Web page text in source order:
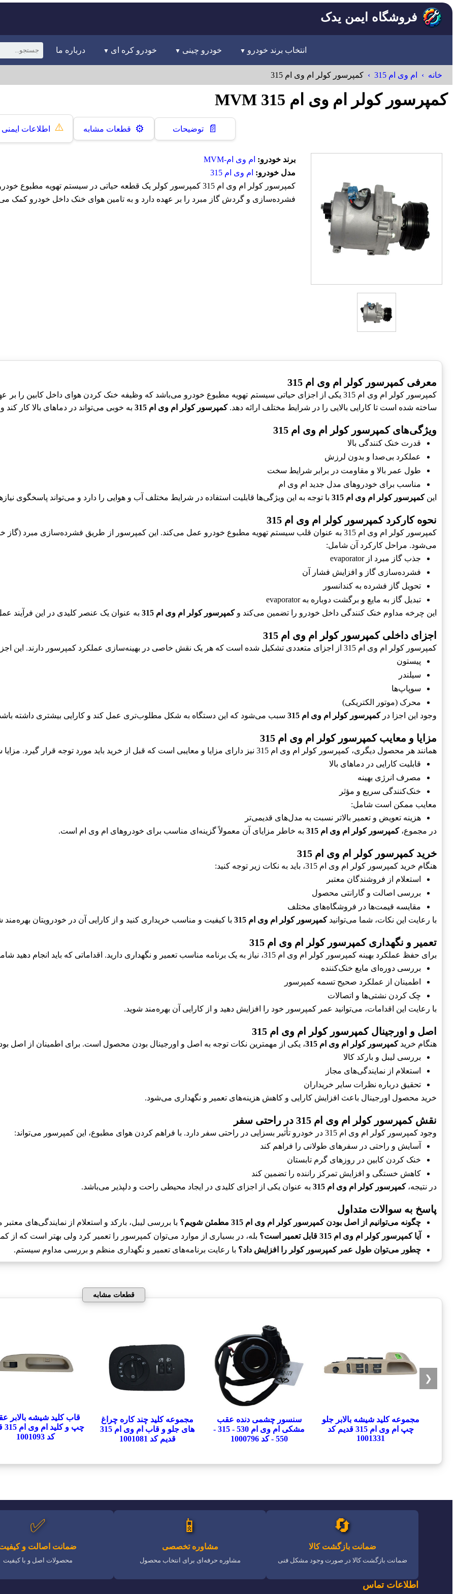
فروشگاه ایمن یدک
انتخاب برند خودرو خودرو چینی خودرو کره ای درباره ما
خانه ام وی ام 315 کمپرسور کولر ام وی ام 315
کمپرسور کولر ام وی ام 315 MVM
📄 توضیحات ⚙️ قطعات مشابه ⚠️ اطلاعات ایمنی
برند خودرو: ام وی ام-MVM
مدل خودرو: ام وی ام 315
کمپرسور کولر ام وی ام 315 کمپرسور کولر یک قطعه حیاتی در سیستم تهویه
فشرده‌سازی و گردش گاز مبرد را بر عهده دارد و به تامین هوای خنک داخل خودرو کمک
معرفی کمپرسور کولر ام وی ام 315
کمپرسور کولر ام وی ام 315 یکی از اجزای حیاتی سیستم تهویه مطبوع خودرو می‌باشد که وظیفه خنک کردن هوای داخل
ساخته شده است تا کارایی بالایی را در شرایط مختلف ارائه دهد.کمپرسور کولر ام وی ام 315 به خوبی می‌تواند در دماهای بالا کار
ویژگی‌های کمپرسور کولر ام وی ام 315
قدرت خنک کنندگی بالا
عملکرد بی‌صدا و بدون لرزش
طول عمر بالا و مقاومت در برابر شرایط سخت
مناسب برای خودروهای مدل جدید ام وی ام
اینکمپرسور کولر ام وی ام 315 با توجه به این ویژگی‌ها قابلیت استفاده در شرایط مختلف آب و هوایی را دارد و می‌تواند پاسخگوی
نحوه کارکرد کمپرسور کولر ام وی ام 315
کمپرسور کولر ام وی ام 315 به عنوان قلب سیستم تهویه مطبوع خودرو عمل می‌کند. این کمپرسور از طریق فشرده‌سازی
می‌شود. مراحل کارکرد آن شامل:
جذب گاز مبرد از evaporator
فشرده‌سازی گاز و افزایش فشار آن
تحویل گاز فشرده به کندانسور
تبدیل گاز به مایع و برگشت دوباره به evaporator
این چرخه مداوم خنک کنندگی داخل خودرو را تضمین می‌کند وکمپرسور کولر ام وی ام 315 به عنوان یک عنصر کلیدی در این فرآیند
اجزای داخلی کمپرسور کولر ام وی ام 315
کمپرسور کولر ام وی ام 315 از اجزای متعددی تشکیل شده است که هر یک نقش خاصی در بهینه‌سازی عملکرد کمپرسور دارند. این اجزا شامل:
پیستون
سیلندر
سوپاپ‌ها
محرک (موتور الکتریکی)
وجود این اجزا درکمپرسور کولر ام وی ام 315 سبب می‌شود که این دستگاه به شکل مطلوب‌تری عمل کند و کارایی بیشتری داشته
مزایا و معایب کمپرسور کولر ام وی ام 315
همانند هر محصول دیگری، کمپرسور کولر ام وی ام 315 نیز دارای مزایا و معایبی است که قبل از خرید باید مورد توجه قرار گیرد. مزایا شامل:
قابلیت کارایی در دماهای بالا
مصرف انرژی بهینه
خنک‌کنندگی سریع و مؤثر
معایب ممکن است شامل:
هزینه تعویض و تعمیر بالاتر نسبت به مدل‌های قدیمی‌تر
در مجموع،کمپرسور کولر ام وی ام 315 به خاطر مزایای آن معمولاً گزینه‌ای مناسب برای خودروهای ام وی ام است.
خرید کمپرسور کولر ام وی ام 315
هنگام خرید کمپرسور کولر ام وی ام 315، باید به نکات زیر توجه کنید:
استعلام از فروشندگان معتبر
بررسی اصالت و گارانتی محصول
مقایسه قیمت‌ها در فروشگاه‌های مختلف
با رعایت این نکات، شما می‌توانیدکمپرسور کولر ام وی ام 315 با کیفیت و مناسب خریداری کنید و از کارایی آن در خودرویتان بهره‌مند
تعمیر و نگهداری کمپرسور کولر ام وی ام 315
برای حفظ عملکرد بهینه کمپرسور کولر ام وی ام 315، نیاز به یک برنامه مناسب تعمیر و نگهداری دارید. اقداماتی که باید انجام دهید شامل:
بررسی دوره‌ای مایع خنک‌کننده
اطمینان از عملکرد صحیح تسمه کمپرسور
چک کردن نشتی‌ها و اتصالات
با رعایت این اقدامات، می‌توانید عمر کمپرسور خود را افزایش دهید و از کارایی آن بهره‌مند شوید.
اصل و اورجینال کمپرسور کولر ام وی ام 315
هنگام خریدکمپرسور کولر ام وی ام 315
، یکی از مهمترین نکات توجه به اصل و اورجینال بودن محصول است. برای اطمینان از اصل
بررسی لیبل و بارکد کالا
استعلام از نمایندگی‌های مجاز
تحقیق درباره نظرات سایر خریداران
خرید محصول اورجینال باعث افزایش کارایی و کاهش هزینه‌های تعمیر و نگهداری می‌شود.
نقش کمپرسور کولر ام وی ام 315 در راحتی سفر
وجود کمپرسور کولر ام وی ام 315 در خودرو تأثیر بسزایی در راحتی سفر دارد. با فراهم کردن هوای مطبوع، این کمپرسور می‌تواند:
آسایش و راحتی در سفرهای طولانی را فراهم کند
خنک کردن کابین در روزهای گرم تابستان
کاهش خستگی و افزایش تمرکز راننده را تضمین کند
در نتیجه،کمپرسور کولر ام وی ام 315 به عنوان یکی از اجزای کلیدی در ایجاد محیطی راحت و دلپذیر می‌باشد.
پاسخ به سوالات متداول
چگونه می‌توانیم از اصل بودن کمپرسور کولر ام وی ام 315 مطمئن شویم؟
با بررسی لیبل، بارکد و استعلام از نمایندگی‌های
آیا کمپرسور کولر ام وی ام 315 قابل تعمیر است؟
بله، در بسیاری از موارد می‌توان کمپرسور را تعمیر کرد ولی بهتر است که از
چطور می‌توان طول عمر کمپرسور کولر را افزایش داد؟ با رعایت برنامه‌های تعمیر و نگهداری منظم و بررسی مداوم سیستم.
قطعات مشابه
مجموعه کلید شیشه بالابر جلو
چپ ام وی ام 315 قدیم کد
1001331
سنسور چشمی دنده عقب
مشکی ام وی ام 530 - 315 -
550 - کد 1000796
مجموعه کلید چند کاره چراغ
های جلو و قاب ام وی ام 315
قدیم کد 1001081
قاب کلید شیشه بالابر
چپ
کد 1001093
❮
🔄
ضمانت بازگشت کالا
ضمانت بازگشت کالا در صورت وجود مشکل فنی
📱
مشاوره تخصصی
مشاوره حرفه‌ای برای انتخاب محصول
✅
ضمانت اصالت و
محصولات اصل و با کیفیت
اطلاعات تماس